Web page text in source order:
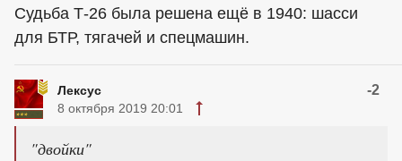
Судьба Т-26 была решена ещё в 1940: шасси
для БТР, тягачей и спецмашин.
Лексус -2
8 октября 2019 20:01
"двойки"